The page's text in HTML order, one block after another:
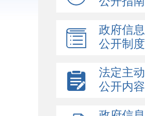
政府信息
公开制度
法定主动
公开内容